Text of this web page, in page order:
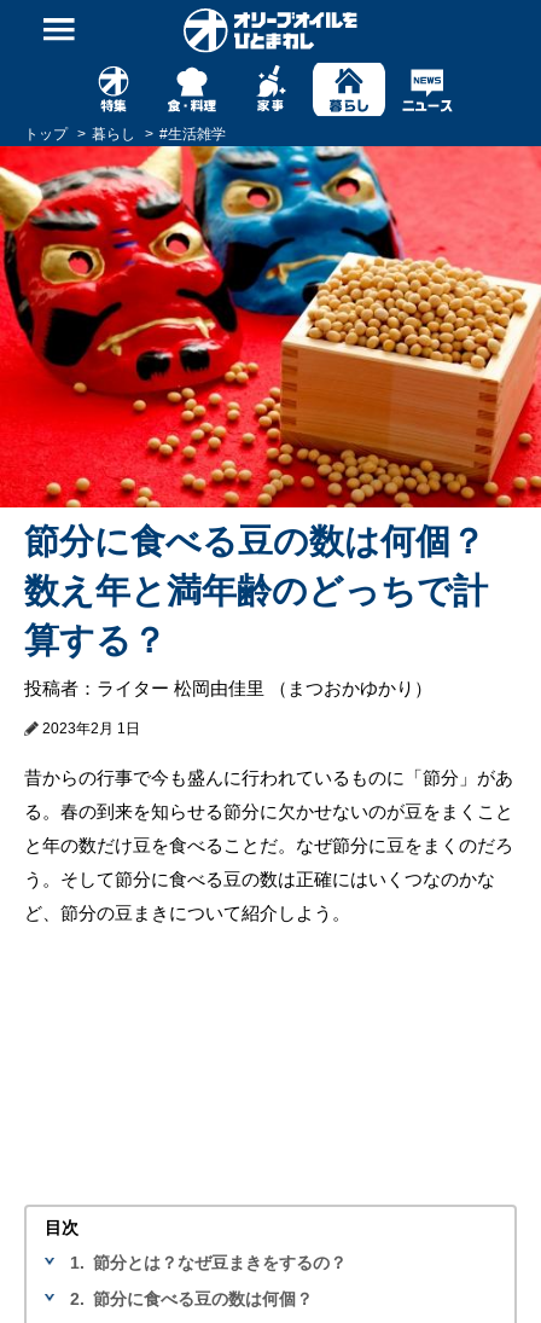
トップ 暮らし #生活雑学
節分に食べる豆の数は何個？
数え年と満年齢のどっちで計
算する？
投稿者：ライター 松岡由佳里 （まつおかゆかり）
2023年2月 1日
昔からの行事で今も盛んに行われているものに「節分」があ
る。春の到来を知らせる節分に欠かせないのが豆をまくこと
と年の数だけ豆を食べることだ。なぜ節分に豆をまくのだろ
う。そして節分に食べる豆の数は正確にはいくつなのかな
ど、節分の豆まきについて紹介しよう。
目次
1. 節分とは？なぜ豆まきをするの？
2. 節分に食べる豆の数は何個？